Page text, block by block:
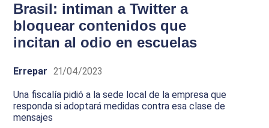
Brasil: intiman a Twitter a
bloquear contenidos que
incitan al odio en escuelas
Errepar 21/04/2023
Una fiscalía pidió a la sede local de la empresa que
responda si adoptará medidas contra esa clase de
mensajes